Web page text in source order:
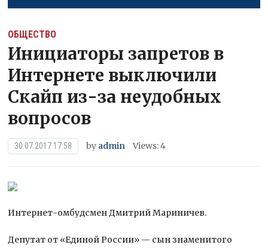
ОБЩЕСТВО
Инициаторы запретов в
Интернете выключили
Скайп из-за неудобных
вопросов
30.07.2017 17:58 by admin Views: 4
Интернет-омбудсмен Дмитрий Мариничев.
Депутат от «Единой России» — сын знаменитого